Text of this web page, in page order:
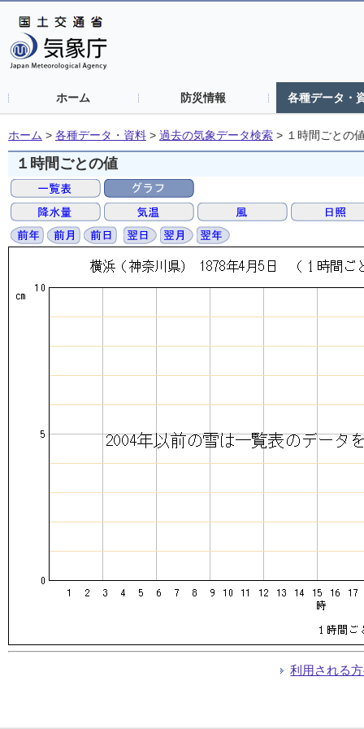
ホーム 防災情報 各種データ・
ホーム > 各種データ・資料 > 過去の気象データ検索 > １時間ごとの
１時間ごとの値
利用される